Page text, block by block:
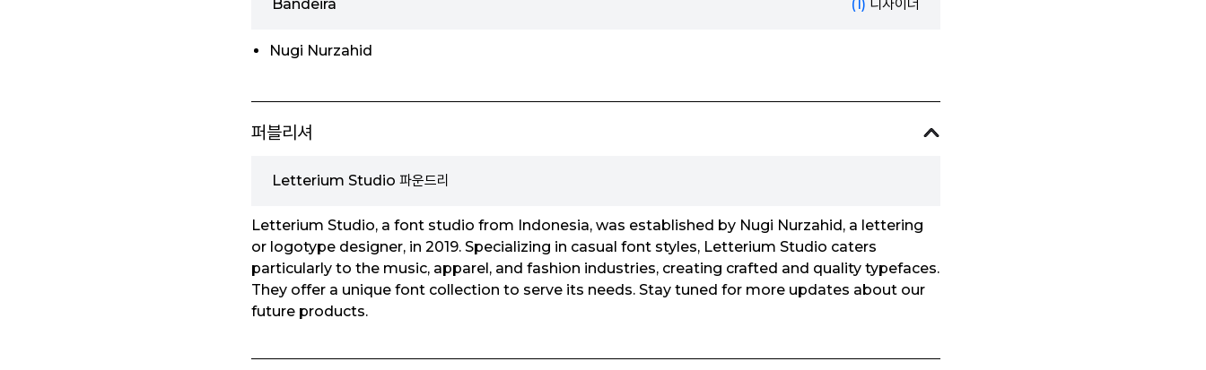
Bandeira (1) 디자이너
Nugi Nurzahid
퍼블리셔
Letterium Studio 파운드리
Letterium Studio, a font studio from Indonesia, was established by Nugi Nurzahid, a lettering
or logotype designer, in 2019. Specializing in casual font styles, Letterium Studio caters
particularly to the music, apparel, and fashion industries, creating crafted and quality typefaces.
They offer a unique font collection to serve its needs. Stay tuned for more updates about our
future products.